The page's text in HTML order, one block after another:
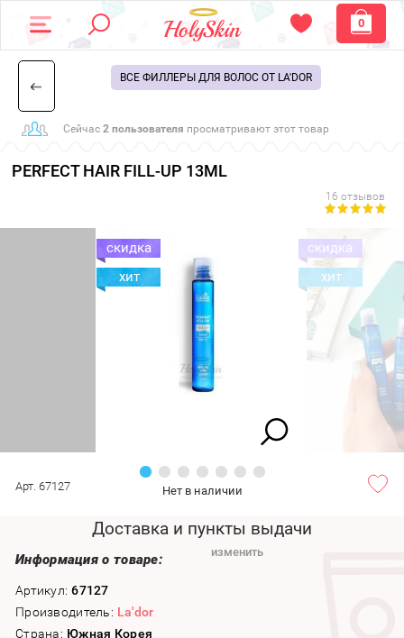
0
ВСЕ ФИЛЛЕРЫ ДЛЯ ВОЛОС ОТ LA'DOR
Сейчас 2 пользователя просматривают этот товар
PERFECT HAIR FILL-UP 13ML
16 отзывов
Нет в наличии
Арт. 67127
Доставка и пункты выдачи
изменить
Информация о товаре:
Артикул: 67127
Производитель: La'dor
Страна: Южная Корея